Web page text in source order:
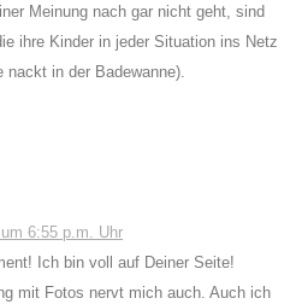
Meinung nach gar nicht geht, sind
ihre Kinder in jeder Situation ins Netz
nackt in der Badewanne).
6:55 p.m. Uhr
Ich bin voll auf Deiner Seite!
mit Fotos nervt mich auch. Auch ich